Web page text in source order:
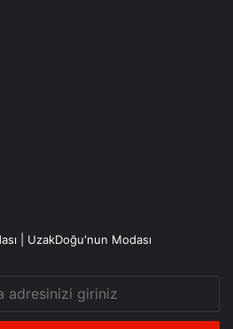
| UzakDoğu'nun Modası